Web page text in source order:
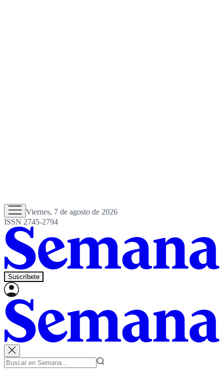
Viernes, 7 de agosto de 2026
ISSN 2745-2794
Suscríbete